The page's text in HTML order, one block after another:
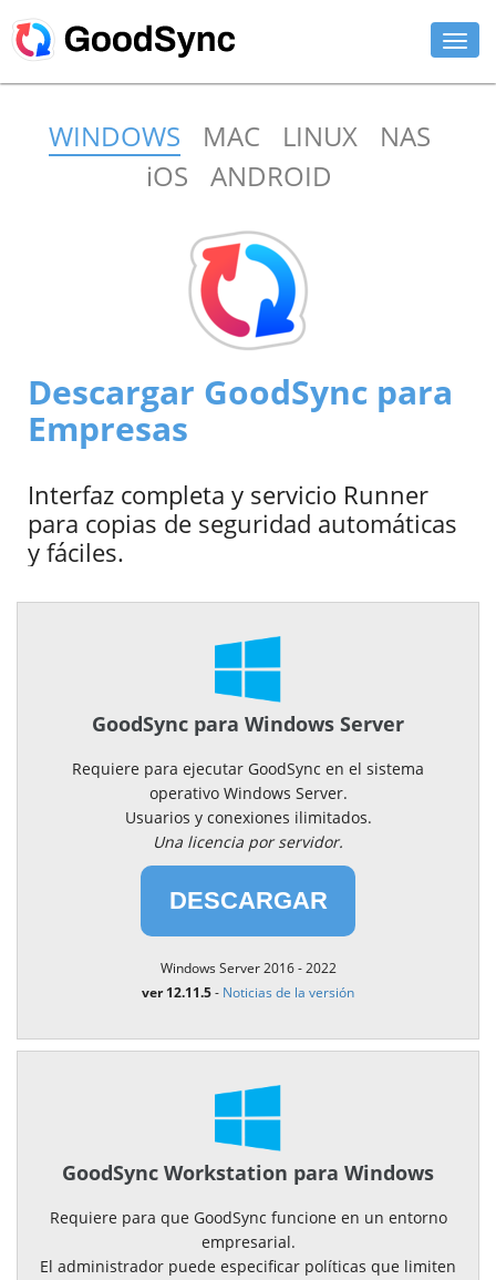
PERSONAL
MI CUENTA
WINDOWS MAC LINUX
NAS
iOS
ANDROID
Descargar GoodSync para
Empresas
Interfaz completa y servicio Runner
para copias de seguridad automáticas
y fáciles.
GoodSync para Windows Server
Requiere para ejecutar GoodSync en el sistema
operativo Windows Server.
Usuarios y conexiones ilimitados.
Una licencia por servidor.
DESCARGAR
Windows Server 2016 - 2022
ver 12.11.5- Noticias de la versión
GoodSync Workstation para Windows
Requiere para que GoodSync funcione en un entorno
empresarial.
El administrador puede especificar políticas que limiten